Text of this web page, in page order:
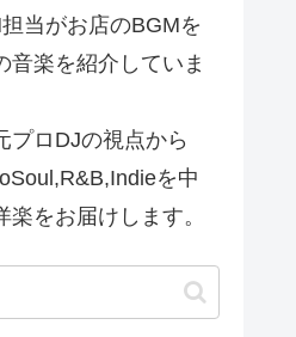
当がお店のBGMを
音楽を紹介していま
プロDJの視点から
を中
をお届けします。